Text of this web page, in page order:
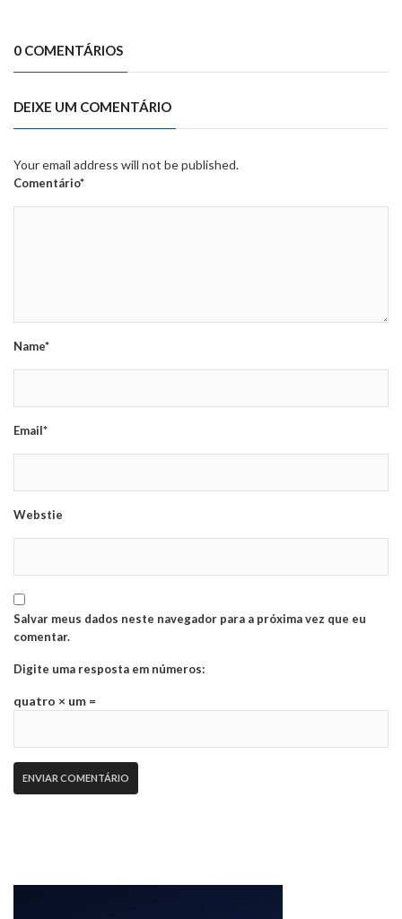
0 COMENTÁRIOS
DEIXE UM COMENTÁRIO
Your email address will not be published.
Comentário*
Name*
Email*
Webstie
Salvar meus dados neste navegador para a próxima vez que eu
comentar.
Digite uma resposta em números:
quatro × um =